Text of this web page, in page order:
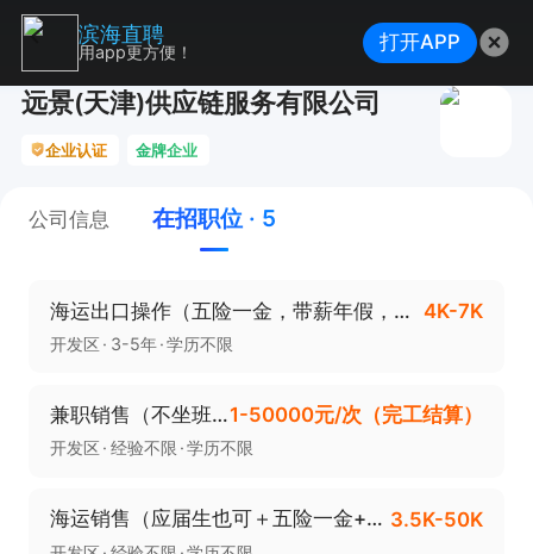
远景(天津)供应链服务有限公司
企业认证 金牌企业
公司信息 在招职位 · 5
海运出口操作（五险一金，带薪年假，双休，年终奖，绩效奖金） 4K-7K
开发区 3-5年 学历不限
兼职销售（不坐班，无底薪，高额提成）1-50000元/次（完工结算）
开发区 经验不限 学历不限
海运销售（应届生也可＋五险一金+周末双休+上八下五） 3.5K-50K
滨海直聘
用app更方便！ 打开APP